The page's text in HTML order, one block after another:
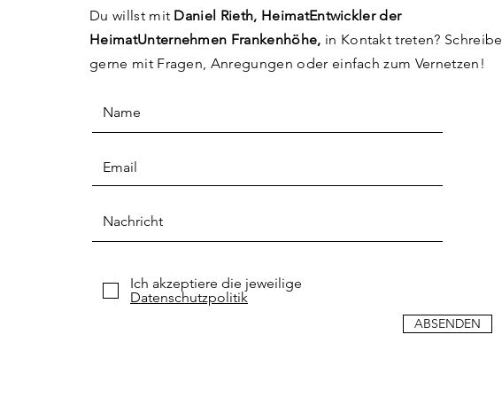
Du willst mit Daniel Rieth, HeimatEntwickler der
HeimatUnternehmen Frankenhöhe, in Kontakt treten? Schreibe
gerne mit Fragen, Anregungenoder einfach zum Vernetzen!
Ich akzeptiere die jeweilige
Datenschutzpolitik
ABSENDEN